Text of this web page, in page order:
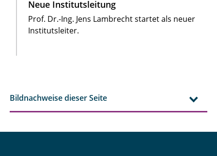
Neue Institutsleitung
Prof. Dr.-Ing. Jens Lambrecht startet als neuer
Institutsleiter.
Bildnachweise dieser Seite